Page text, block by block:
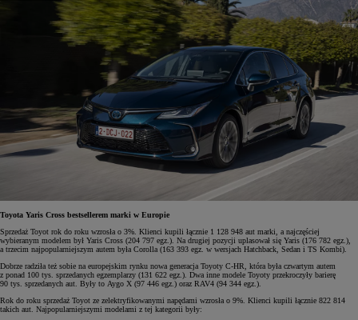
Toyota Yaris Cross bestsellerem marki w Europie
Sprzedaż Toyot rok do roku wzrosła o 3%. Klienci kupili łącznie 1 128 948 aut marki, a najczęściej
wybieranym modelem był Yaris Cross (204 797 egz.). Na drugiej pozycji uplasował się Yaris (176 782 egz.),
a trzecim najpopularniejszym autem była Corolla (163 393 egz. w wersjach Hatchback, Sedan i TS Kombi).
Dobrze radziła też sobie na europejskim rynku nowa generacja Toyoty C-HR, która była czwartym autem
z ponad 100 tys. sprzedanych egzemplarzy (131 622 egz.). Dwa inne modele Toyoty przekroczyły barierę
90 tys. sprzedanych aut. Były to Aygo X (97 446 egz.) oraz RAV4 (94 344 egz.).
Rok do roku sprzedaż Toyot ze zelektryfikowanymi napędami wzrosła o 9%. Klienci kupili łącznie 822 814
takich aut. Najpopularniejszymi modelami z tej kategorii były: